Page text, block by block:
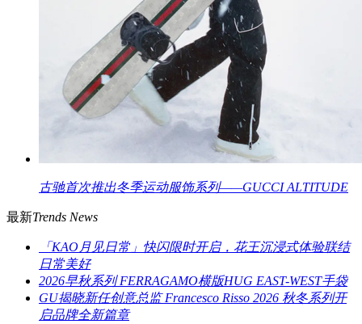
古驰首次推出冬季运动服饰系列——GUCCI ALTITUDE
最新Trends News
「KAO月见日常」快闪限时开启，花王沉浸式体验联结
日常美好
2026早秋系列 FERRAGAMO横版HUG EAST-WEST手袋
GU揭晓新任创意总监 Francesco Risso 2026 秋冬系列开
启品牌全新篇章